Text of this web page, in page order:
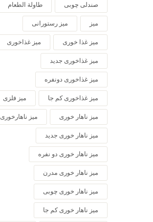
صندلی چوبی طاولة الطعام
میز میز رستورانی
میز غذا خوری میز غذاخوری
میز غذاخوری جدید
میز غذاخوری دونفره
میز غذاخوری کم جا میز فلزی
میز ناهار خوری میز ناهارخوری
میز ناهار خوری جدید
میز ناهار خوری دو نفره
میز ناهار خوری مدرن
میز ناهار خوری چوبی
میز ناهار خوری کم جا